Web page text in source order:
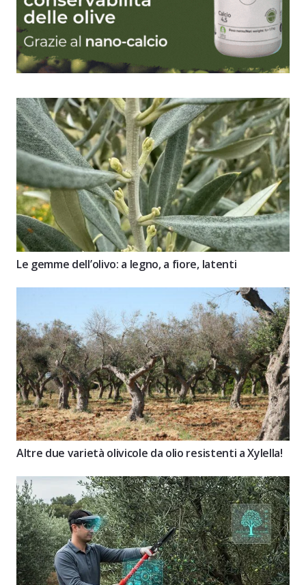
Le gemme dell’olivo: a legno, a fiore, latenti
Altre due varietà olivicole da olio resistenti a Xylella!